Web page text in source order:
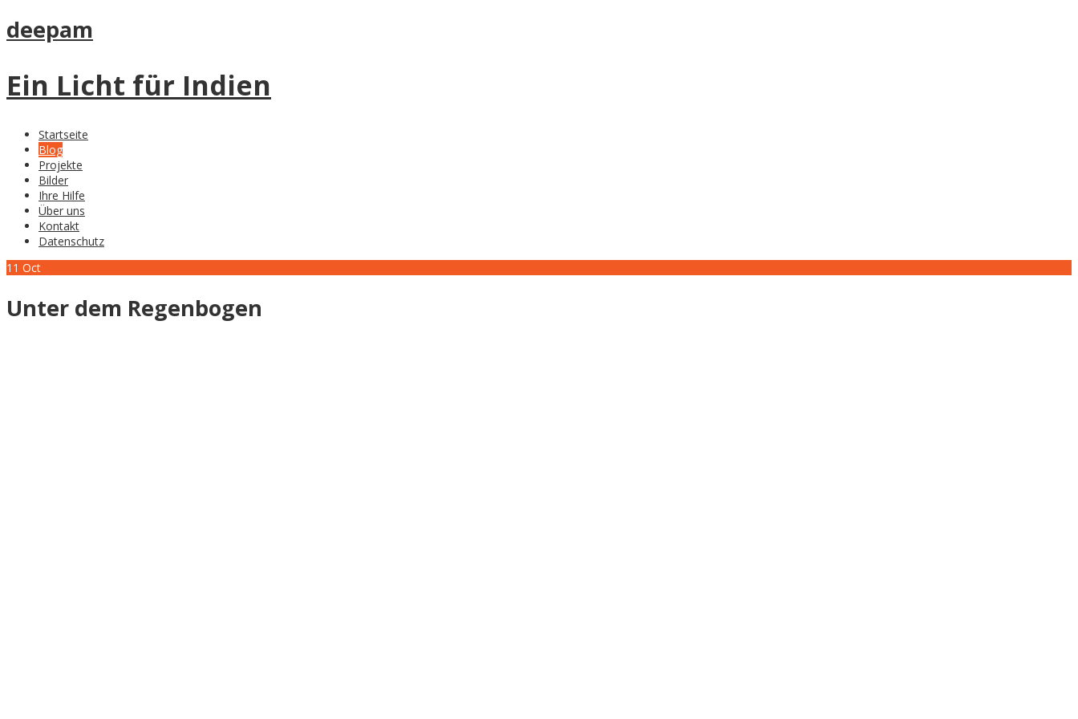
deepam
Ein Licht für Indien
Startseite
Blog
Projekte
Bilder
Ihre Hilfe
Über uns
Kontakt
Datenschutz
11 Oct
Unter dem Regenbogen